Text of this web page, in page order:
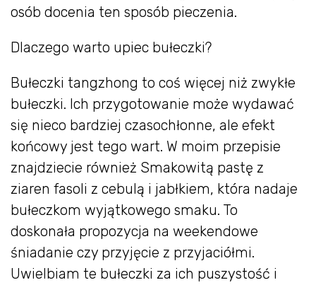
osób docenia ten sposób pieczenia.
Dlaczego warto upiec bułeczki?
Bułeczki tangzhong to coś więcej niż zwykłe
bułeczki. Ich przygotowanie może wydawać
się nieco bardziej czasochłonne, ale efekt
końcowy jest tego wart. W moim przepisie
znajdziecie również Smakowitą pastę z
ziaren fasoli z cebulą i jabłkiem, która nadaje
bułeczkom wyjątkowego smaku. To
doskonała propozycja na weekendowe
śniadanie czy przyjęcie z przyjaciółmi.
Uwielbiam te bułeczki za ich puszystość i